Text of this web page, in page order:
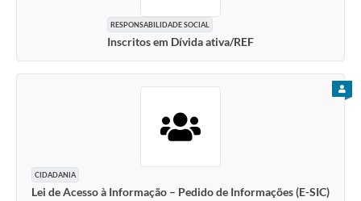
RESPONSABILIDADE SOCIAL
Inscritos em Dívida ativa/REF
CIDADANIA
Lei de Acesso à Informação – Pedido de Informações (E-SIC)